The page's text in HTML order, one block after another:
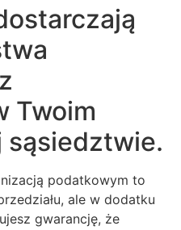
Twoim
sąsiedztwie.
podatkowym to
ale w dodatku
gwarancję, że